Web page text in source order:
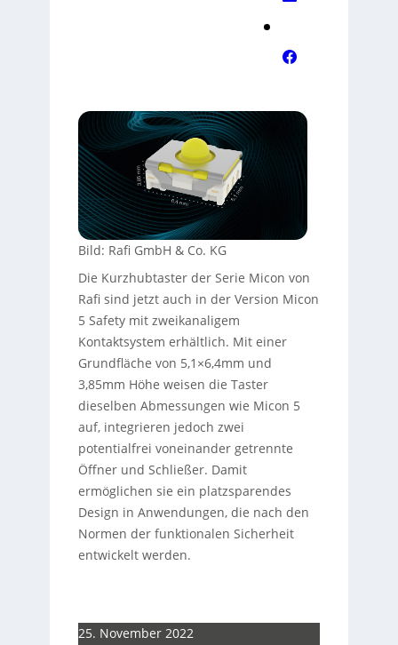
Bild: Rafi GmbH & Co. KG
Die Kurzhubtaster der Serie Micon von
Rafi sind jetzt auch in der Version Micon
5 Safety mit zweikanaligem
Kontaktsystem erhältlich. Mit einer
Grundfläche von 5,1×6,4mm und
3,85mm Höhe weisen die Taster
dieselben Abmessungen wie Micon 5
auf, integrieren jedoch zwei
potentialfrei voneinander getrennte
Öffner und Schließer. Damit
ermöglichen sie ein platzsparendes
Design in Anwendungen, die nach den
Normen der funktionalen Sicherheit
entwickelt werden.
25. November 2022